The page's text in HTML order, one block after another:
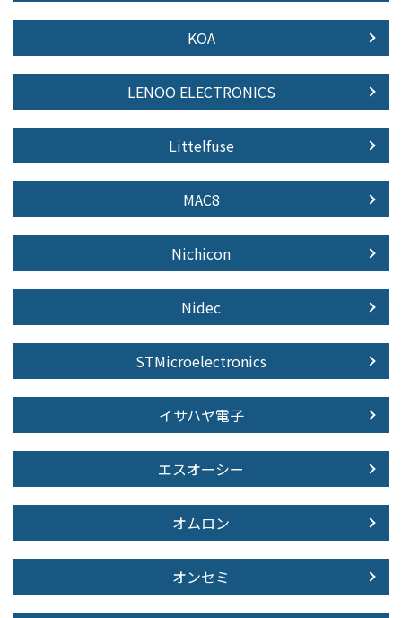
KOA
LENOO ELECTRONICS
Littelfuse
MAC8
Nichicon
Nidec
STMicroelectronics
イサハヤ電子
エスオーシー
オムロン
オンセミ